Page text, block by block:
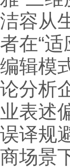
洁容从
者在“
编辑模
论分析
业表述
误译规
商场景